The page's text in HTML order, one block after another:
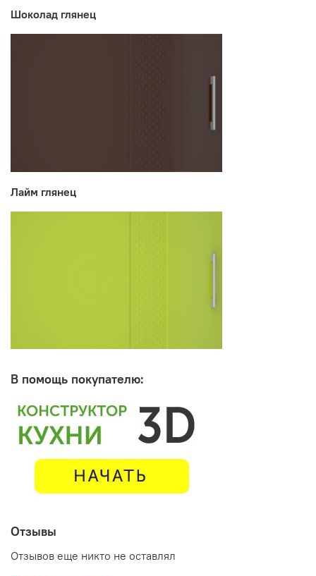
Шоколад глянец
Лайм глянец
В помощь покупателю:
Отзывы
Отзывов еще никто не оставлял